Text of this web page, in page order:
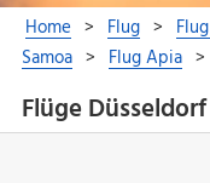
Flüge